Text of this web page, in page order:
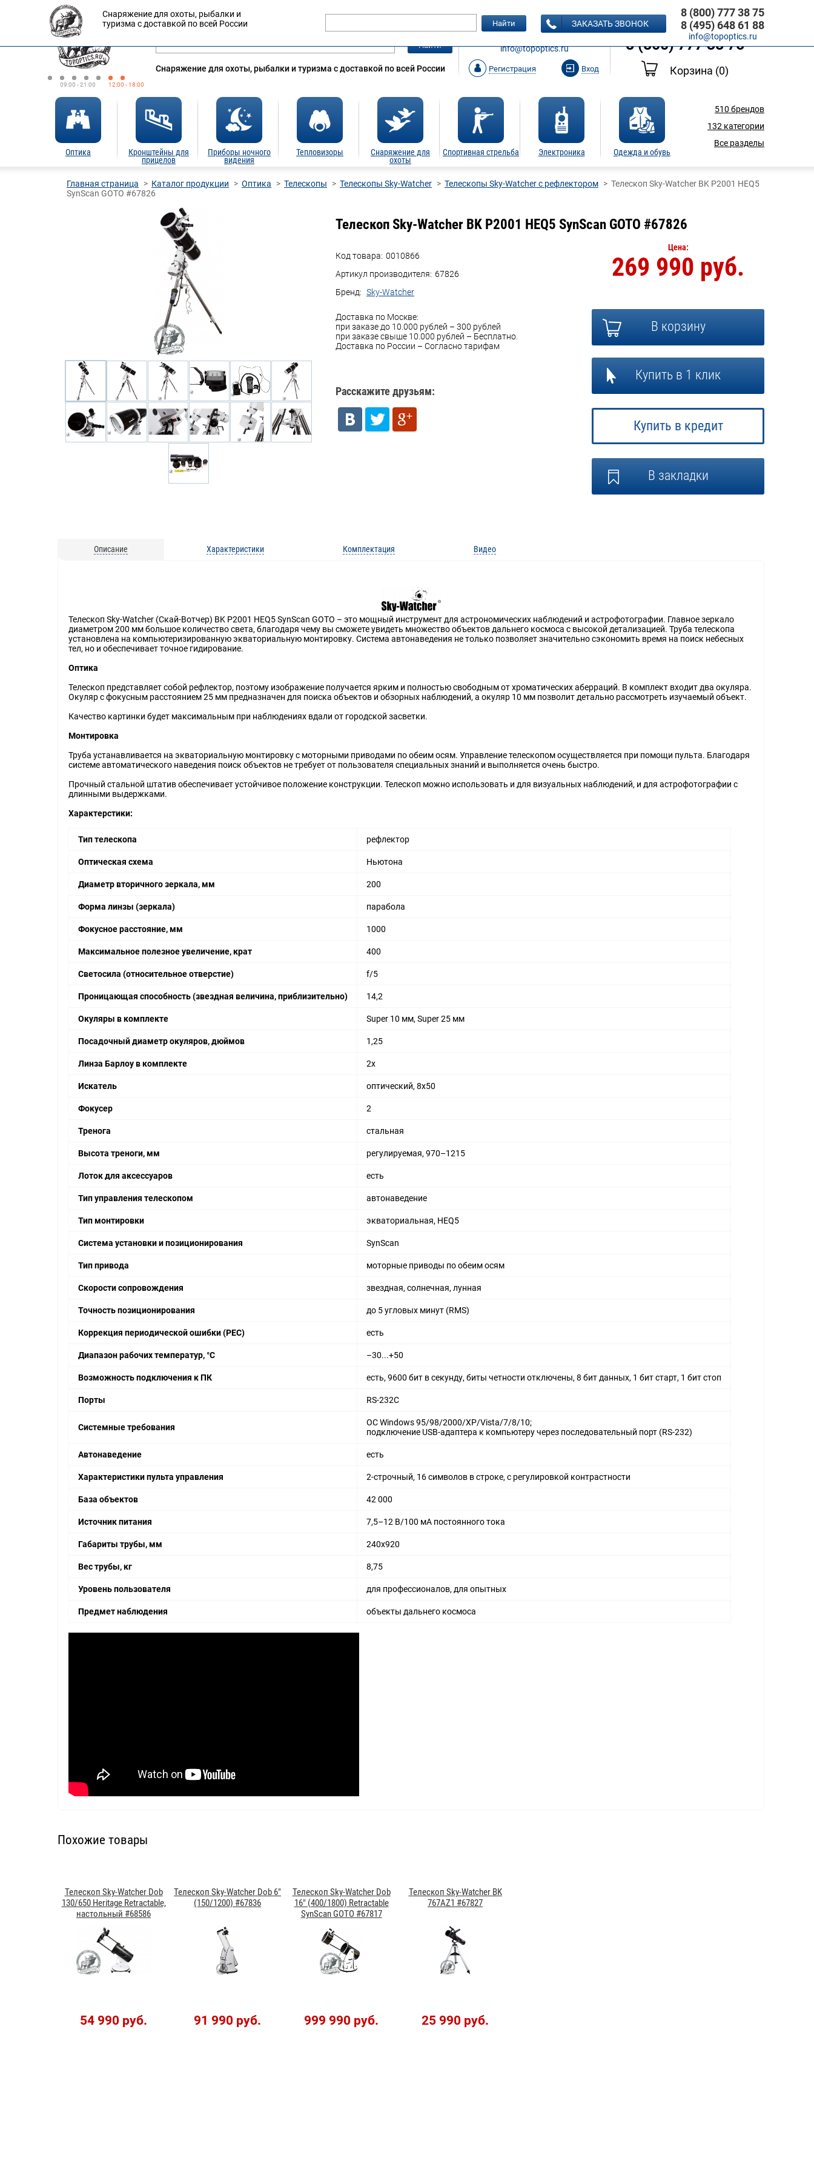
09:00 - 21:00 12:00 - 18:00
Оплата Доставка
Найти
Снаряжение для охоты, рыбалки и туризма с доставкой по всей России
ЗАКАЗАТЬ ЗВОНОК
info@topoptics.ru
Регистрация Вход
8 (495) 648 61 88
8 (800) 777 38 75
Корзина (0)
Оптика
Кронштейны для
прицелов
Приборы ночного
видения
Тепловизоры
Снаряжение для
охоты
Спортивная стрельба Электроника Одежда и обувь
510 брендов
132 категории
Все разделы
Снаряжение для охоты, рыбалки и
туризма с доставкой по всей России
Найти ЗАКАЗАТЬ ЗВОНОК
8 (800) 777 38 75
8 (495) 648 61 88
info@topoptics.ru
Главная страница Каталог продукции Оптика Телескопы Телескопы Sky-Watcher Телескопы Sky-Watcher с рефлектором
Телескоп Sky-Watcher BK P2001 HEQ5
SynScan GOTO #67826
Телескоп Sky-Watcher BK P2001 HEQ5 SynScan GOTO #67826
Код товара: 0010866
Артикул производителя: 67826
Бренд: Sky-Watcher
Доставка по Москве:
при заказе до 10.000 рублей – 300 рублей
при заказе свыше 10.000 рублей – Бесплатно.
Доставка по России – Согласно тарифам
Расскажите друзьям:
Цена:
269 990 руб.
В корзину
Купить в 1 клик
Купить в кредит
В закладки
Описание Характеристики Комплектация Видео
Телескоп Sky-Watcher (Скай-Вотчер) BK P2001 HEQ5 SynScan GOTO – это мощный инструмент для астрономических наблюдений и астрофотографии. Главное зеркало
диаметром 200 мм большое количество света, благодаря чему вы сможете увидеть множество объектов дальнего космоса с высокой детализацией. Труба телескопа
установлена на компьютеризированную экваториальную монтировку. Система автонаведения не только позволяет значительно сэкономить время на поиск небесных
тел, но и обеспечивает точное гидирование.
Оптика
Телескоп представляет собой рефлектор, поэтому изображение получается ярким и полностью свободным от хроматических аберраций. В комплект входит два окуляра.
Окуляр с фокусным расстоянием 25 мм предназначен для поиска объектов и обзорных наблюдений, а окуляр 10 мм позволит детально рассмотреть изучаемый объект.
Качество картинки будет максимальным при наблюдениях вдали от городской засветки.
Монтировка
Труба устанавливается на экваториальную монтировку с моторными приводами по обеим осям. Управление телескопом осуществляется при помощи пульта. Благодаря
системе автоматического наведения поиск объектов не требует от пользователя специальных знаний и выполняется очень быстро.
Прочный стальной штатив обеспечивает устойчивое положение конструкции. Телескоп можно использовать и для визуальных наблюдений, и для астрофотографии с
длинными выдержками.
Характерстики:
Тип телескопа рефлектор
Оптическая схема Ньютона
Диаметр вторичного зеркала, мм 200
Форма линзы (зеркала) парабола
Фокусное расстояние, мм 1000
Максимальное полезное увеличение, крат 400
Светосила (относительное отверстие) f/5
Проницающая способность (звездная величина, приблизительно) 14,2
Окуляры в комплекте Super 10 мм, Super 25 мм
Посадочный диаметр окуляров, дюймов 1,25
Линза Барлоу в комплекте 2x
Искатель оптический, 8x50
Фокусер 2
Тренога стальная
Высота треноги, мм регулируемая, 970–1215
Лоток для аксессуаров есть
Тип управления телескопом автонаведение
Тип монтировки экваториальная, HEQ5
Система установки и позиционирования SynScan
Тип привода моторные приводы по обеим осям
Скорости сопровождения звездная, солнечная, лунная
Точность позиционирования до 5 угловых минут (RMS)
Коррекция периодической ошибки (PEC) есть
Диапазон рабочих температур, °С –30...+50
Возможность подключения к ПК есть, 9600 бит в секунду, биты четности отключены, 8 бит данных, 1 бит старт, 1 бит стоп
Порты RS-232C
Системные требования
ОС Windows 95/98/2000/XP/Vista/7/8/10;
подключение USB-адаптера к компьютеру через последовательный порт (RS-232)
Автонаведение есть
Характеристики пульта управления 2-строчный, 16 символов в строке, с регулировкой контрастности
База объектов 42 000
Источник питания 7,5–12 В/100 мА постоянного тока
Габариты трубы, мм 240x920
Вес трубы, кг 8,75
Уровень пользователя для профессионалов, для опытных
Предмет наблюдения объекты дальнего космоса
Похожие товары
Телескоп Sky-Watcher Dob
130/650 Heritage Retractable,
настольный #68586
54 990 руб.
Телескоп Sky-Watcher Dob 6"
(150/1200) #67836
91 990 руб.
Телескоп Sky-Watcher Dob
16" (400/1800) Retractable
SynScan GOTO #67817
999 990 руб.
Телескоп Sky-Watcher BK
767AZ1 #67827
25 990 руб.